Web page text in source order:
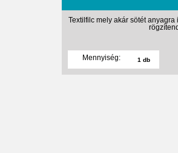
Textilfilc mely akár sötét anyagra
Mennyiség: